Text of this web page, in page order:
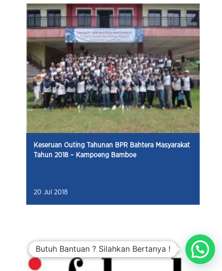
Keseruan Outing Tahunan BPR Bahtera Masyarakat
Tahun 2018 – Kampoeng Bamboe
20 Jul 2018
Butuh Bantuan ? Silahkan Bertanya !